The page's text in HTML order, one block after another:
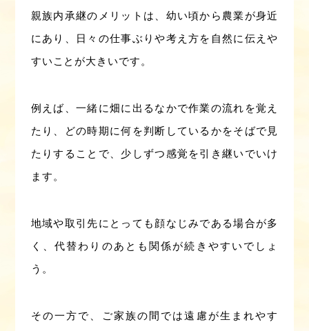
親族内承継のメリットは、幼い頃から農業が身近
にあり、日々の仕事ぶりや考え方を自然に伝えや
すいことが大きいです。
例えば、一緒に畑に出るなかで作業の流れを覚え
たり、どの時期に何を判断しているかをそばで見
たりすることで、少しずつ感覚を引き継いでいけ
ます。
地域や取引先にとっても顔なじみである場合が多
く、代替わりのあとも関係が続きやすいでしょ
う。
その一方で、ご家族の間では遠慮が生まれやす